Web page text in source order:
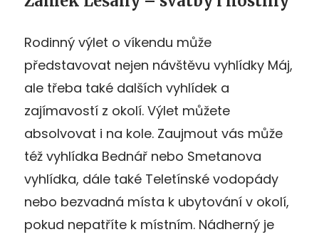
Rodinný výlet o víkendu může
představovat nejen návštěvu vyhlídky Máj,
ale třeba také dalších vyhlídek a
zajímavostí z okolí. Výlet můžete
absolvovat i na kole. Zaujmout vás může
též vyhlídka Bednář nebo Smetanova
vyhlídka, dále také Teletínské vodopády
nebo bezvadná místa k ubytování v okolí,
pokud nepatříte k místním. Nádherný je